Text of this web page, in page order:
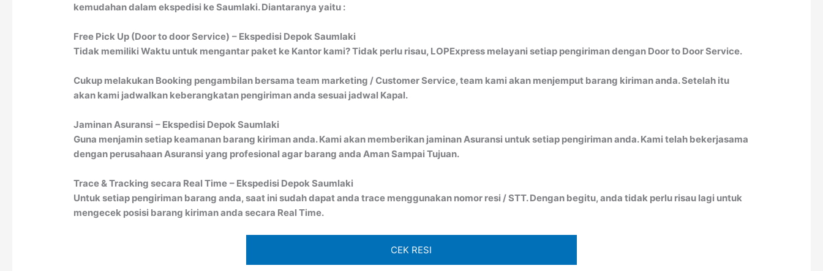
kemudahan dalam ekspedisi ke Saumlaki. Diantaranya yaitu :
Free Pick Up (Door to door Service) – Ekspedisi Depok Saumlaki
Tidak memiliki Waktu untuk mengantar paket ke Kantor kami? Tidak perlu risau, LOPExpress melayani setiap pengiriman dengan Door to Door Service.
Cukup melakukan Booking pengambilan bersama team marketing / Customer Service, team kami akan menjemput barang kiriman anda. Setelah itu
akan kami jadwalkan keberangkatan pengiriman anda sesuai jadwal Kapal.
Jaminan Asuransi – Ekspedisi Depok Saumlaki
Guna menjamin setiap keamanan barang kiriman anda. Kami akan memberikan jaminan Asuransi untuk setiap pengiriman anda. Kami telah bekerjasama
dengan perusahaan Asuransi yang profesional agar barang anda Aman Sampai Tujuan.
Trace & Tracking secara Real Time – Ekspedisi Depok Saumlaki
Untuk setiap pengiriman barang anda, saat ini sudah dapat anda trace menggunakan nomor resi / STT. Dengan begitu, anda tidak perlu risau lagi untuk
mengecek posisi barang kiriman anda secara Real Time.
CEK RESI